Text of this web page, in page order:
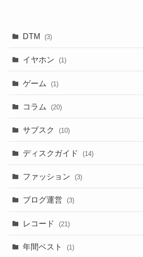
DTM (3)
イヤホン (1)
ゲーム (1)
コラム (20)
サブスク (10)
ディスクガイド (14)
ファッション (3)
ブログ運営 (3)
レコード (21)
年間ベスト (1)